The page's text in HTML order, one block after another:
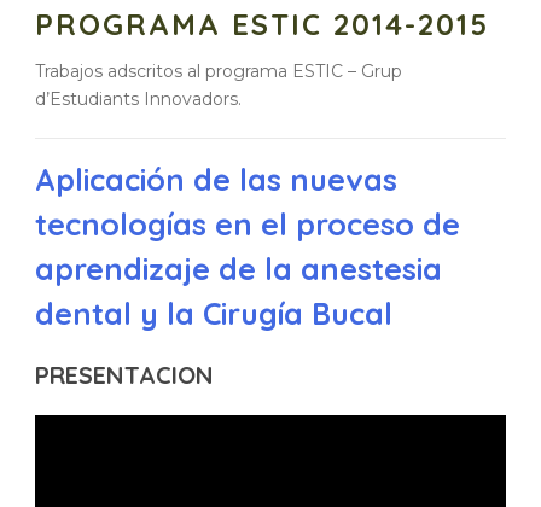
PROGRAMA ESTIC 2014-2015
Trabajos adscritos al programa ESTIC – Grup
d’Estudiants Innovadors.
Aplicación de las nuevas
tecnologías en el proceso de
aprendizaje de la anestesia
dental y la Cirugía Bucal
PRESENTACION